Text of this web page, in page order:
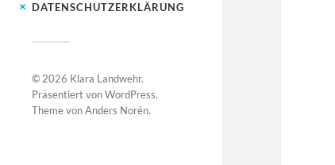
DATENSCHUTZERKLÄRUNG
© 2026 Klara Landwehr.
Präsentiert vonWordPress.
Theme vonAnders Norén.